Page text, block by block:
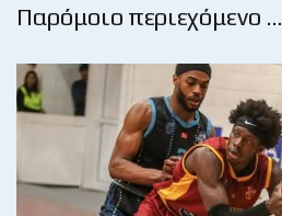
Παρόμοιο περιεχόμενο …